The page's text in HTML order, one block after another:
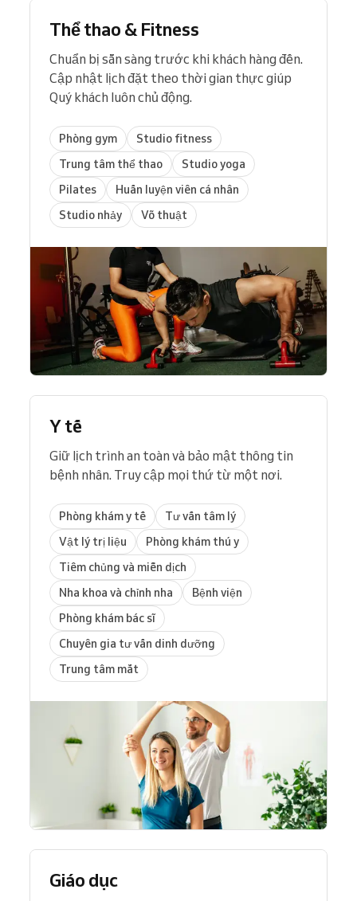
Thể thao & Fitness
Chuẩn bị sẵn sàng trước khi khách hàng đến.
Cập nhật lịch đặt theo thời gian thực giúp
Quý khách luôn chủ động.
Phòng gym
Studio fitness
Trung tâm thể thao
Studio yoga
Pilates
Huấn luyện viên cá nhân
Studio nhảy
Võ thuật
Y tế
Giữ lịch trình an toàn và bảo mật thông tin
bệnh nhân. Truy cập mọi thứ từ một nơi.
Phòng khám y tế
Tư vấn tâm lý
Vật lý trị liệu
Phòng khám thú y
Tiêm chủng và miễn dịch
Nha khoa và chỉnh nha
Bệnh viện
Phòng khám bác sĩ
Chuyên gia tư vấn dinh dưỡng
Trung tâm mắt
Giáo dục